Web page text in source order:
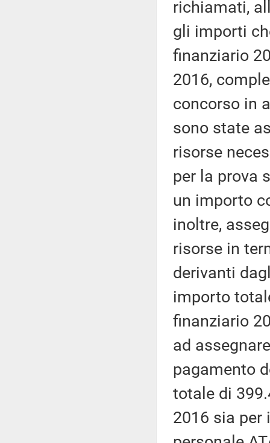
richiamati,
gli importi
finanziario
2016,
concorso in
sono state
risorse
per la prova
un importo
inoltre,
risorse in
derivanti
importo
finanziario
ad
pagamento
totale di
2016 sia